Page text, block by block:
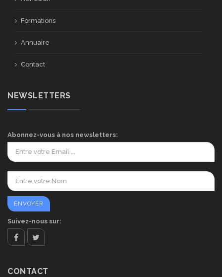
Formations
Annuaire
Contact
NEWSLETTERS
Abonnez-vous à nos newsletters:
Suivez-nous sur:
CONTACT